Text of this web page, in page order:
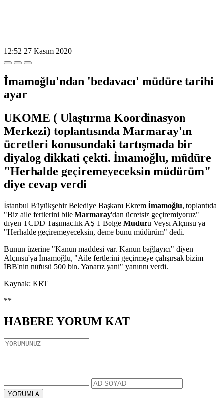
12:52 27 Kasım 2020
İmamoğlu'ndan 'bedavacı' müdüre tarihi
ayar
UKOME ( Ulaştırma Koordinasyon
Merkezi) toplantısında Marmaray'ın
ücretleri konusundaki tartışmada bir
diyalog dikkati çekti. İmamoğlu, müdüre
"Herhalde geçiremeyeceksin müdürüm"
diye cevap verdi
İstanbul Büyükşehir Belediye Başkanı Ekrem İmamoğlu, toplantıda
"Biz aile fertlerini bile Marmaray'dan ücretsiz geçiremiyoruz"
diyen TCDD Taşımacılık AŞ 1 Bölge Müdürü Veysi Alçınsu'ya
"Herhalde geçiremeyeceksin, deme bunu müdürüm" dedi.
Bunun üzerine "Kanun maddesi var. Kanun bağlayıcı" diyen
Alçınsu'ya İmamoğlu, "Aile fertlerini geçirmeye çalışırsak bizim
İBB'nin nüfusü 500 bin. Yanarız yani" yanıtını verdi.
Kaynak: KRT
**
HABERE YORUM KAT